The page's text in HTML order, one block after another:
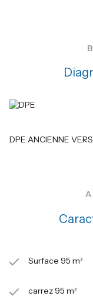
DPE ANCIENNE
A
Surface 95 m²
carrez 95 m²